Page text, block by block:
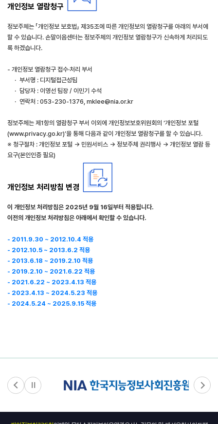
개인정보 열람청구
정보주체는 「개인정보 보호법」 제35조에 따른 개인정보의 열람청구를 아래의 부서에
할 수 있습니다. 손말이음센터는 정보주체의 개인정보 열람청구가 신속하게 처리되도
록 하겠습니다.
- 개인정보 열람청구 접수·처리 부서
· 부서명 : 디지털접근성팀
· 담당자 : 이영선 팀장 / 이민기 수석
· 연락처 : 053-230-1376, mklee@nia.or.kr
정보주체는 제1항의 열람청구 부서 이외에 개인정보보호위원회의 ‘개인정보 포털
(www.privacy.go.kr)’을 통해 다음과 같이 개인정보 열람청구를 할 수 있습니다.
※ 청구절차 : 개인정보 포털 → 민원서비스 → 정보주체 권리행사 → 개인정보 열람 등
요구(본인인증 필요)
개인정보 처리방침 변경
이 개인정보 처리방침은 2025년 9월 16일부터 적용됩니다.
이전의 개인정보 처리방침은 아래에서 확인할 수 있습니다.
- 2011.9.30 ~ 2012.10.4 적용
- 2012.10.5 ~ 2013.6.2 적용
- 2013.6.18 ~ 2019.2.10 적용
- 2019.2.10 ~ 2021.6.22 적용
- 2021.6.22 ~ 2023.4.13 적용
- 2023.4.13 ~ 2024.5.23 적용
- 2024.5.24 ~ 2025.9.15 적용